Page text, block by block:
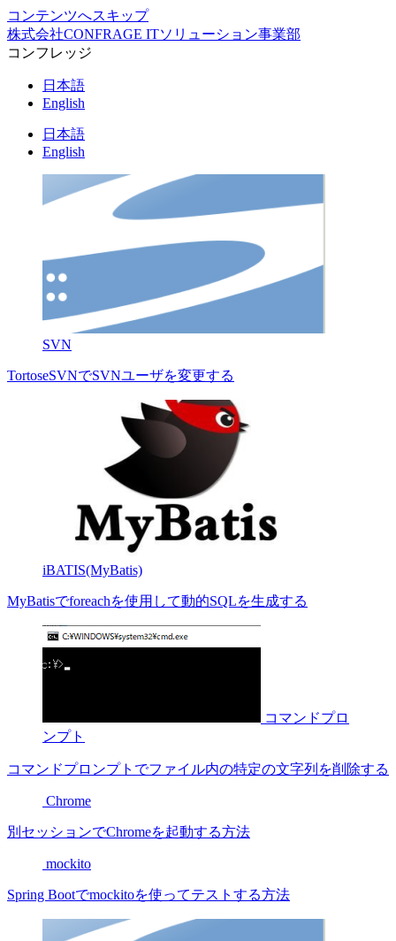
コンテンツへスキップ
株式会社CONFRAGE ITソリューション事業部
コンフレッジ
日本語
English
日本語
English
SVN
TortoseSVNでSVNユーザを変更する
iBATIS(MyBatis)
MyBatisでforeachを使用して動的SQLを生成する
コマンドプロ
ンプト
コマンドプロンプトでファイル内の特定の文字列を削除する
Chrome
別セッションでChromeを起動する方法
mockito
Spring Bootでmockitoを使ってテストする方法